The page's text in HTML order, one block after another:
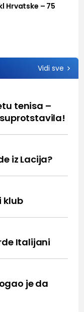
Hrvatske – 75
Vidi sve
tenisa –
suprotstavila!
iz Lacija?
klub
Italijani
je da